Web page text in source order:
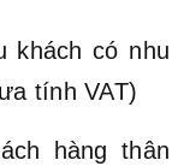
khách có nhu
tính VAT)
hàng thân